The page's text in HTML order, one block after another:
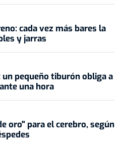
cada vez más bares la
y jarras
un pequeño tiburón obliga a
una hora
oro" para el cerebro, según